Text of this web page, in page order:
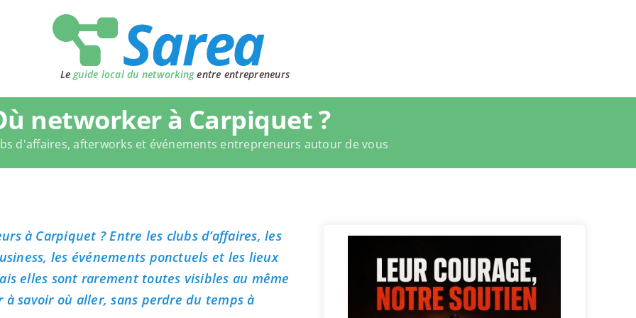
Le guide local du networkingentre entrepreneurs
networker à Carpiquet ?
d'affaires, afterworks et événements entrepreneurs autour de vous
à Carpiquet ? Entre les clubs d’affaires, les
les événements ponctuels et les lieux
elles sont rarement toutes visibles au même
savoir où aller, sans perdre du temps à